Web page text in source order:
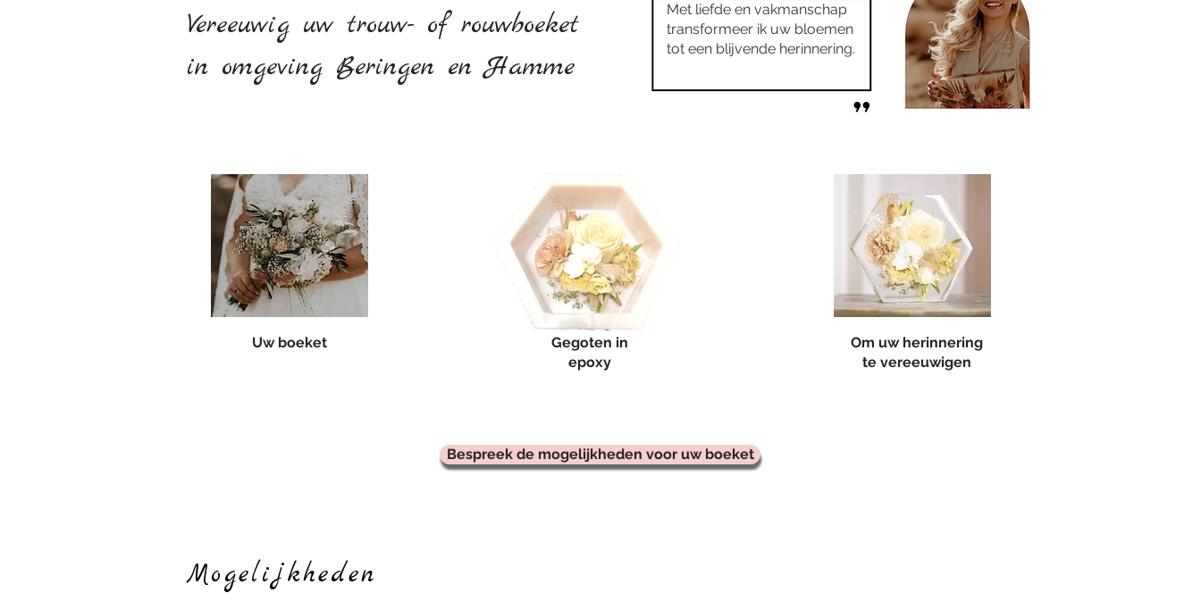
Vereeuwig uw trouw- of rouwboeket
in omgeving Beringen en Hamme
Met liefde en vakmanschap
transformeer ik uw bloemen
tot een blijvende herinnering.
Uw boeket
Gegoten in
epoxy
Om uw herinnering
te vereeuwigen
Bespreek de mogelijkheden voor uw boeket
Mogelijkheden